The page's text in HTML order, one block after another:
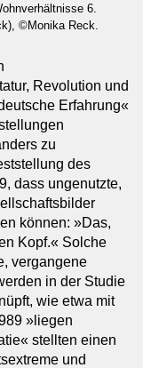
6.
©Monika Reck.
Revolution und
Erfahrung«
zu
des
dass ungenutzte,
können: »Das,
Kopf.« Solche
vergangene
in der Studie
wie etwa mit
»liegen
stellten einen
und